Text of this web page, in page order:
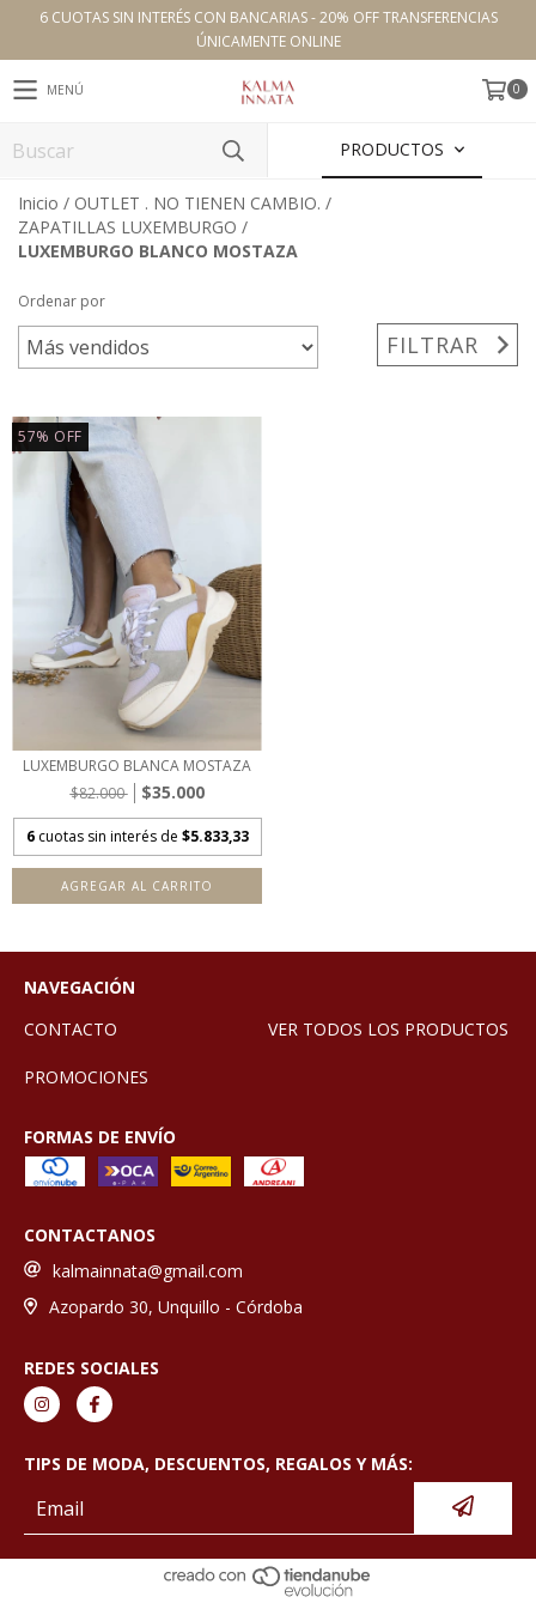
6 CUOTAS SIN INTERÉS CON BANCARIAS - 20% OFF TRANSFERENCIAS
ÚNICAMENTE ONLINE
MENÚ 0
PRODUCTOS
Inicio / OUTLET . NO TIENEN CAMBIO. /
ZAPATILLAS LUXEMBURGO /
LUXEMBURGO BLANCO MOSTAZA
Ordenar por
FILTRAR
57% OFF
LUXEMBURGO BLANCA MOSTAZA
$82.000
$35.000
6 cuotas sin interés de $5.833,33
AGREGAR AL CARRITO
NAVEGACIÓN
CONTACTO
VER TODOS LOS PRODUCTOS
PROMOCIONES
FORMAS DE ENVÍO
CONTACTANOS
kalmainnata@gmail.com
Azopardo 30, Unquillo - Córdoba
REDES SOCIALES
TIPS DE MODA, DESCUENTOS, REGALOS Y MÁS: